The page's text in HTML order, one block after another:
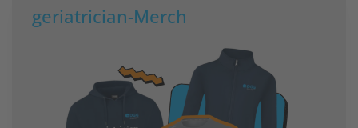
geriatrician-Merch